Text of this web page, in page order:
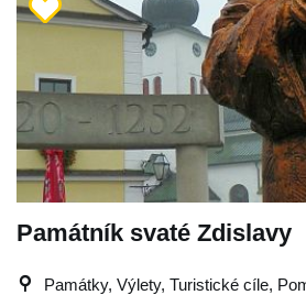
Památník svaté Zdislavy
Památky, Výlety, Turistické cíle,